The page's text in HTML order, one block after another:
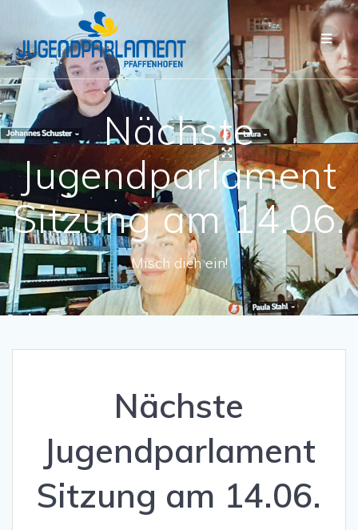
Nächste
Jugendparlament
Sitzung am 14.06.
Misch dich ein!
Nächste
Jugendparlament
Sitzung am 14.06.